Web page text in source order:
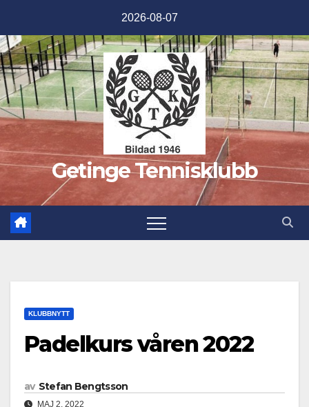
innehåll
2026-08-07
Getinge Tennisklubb
KLUBBNYTT
Padelkurs våren 2022
av Stefan Bengtsson
MAJ 2, 2022